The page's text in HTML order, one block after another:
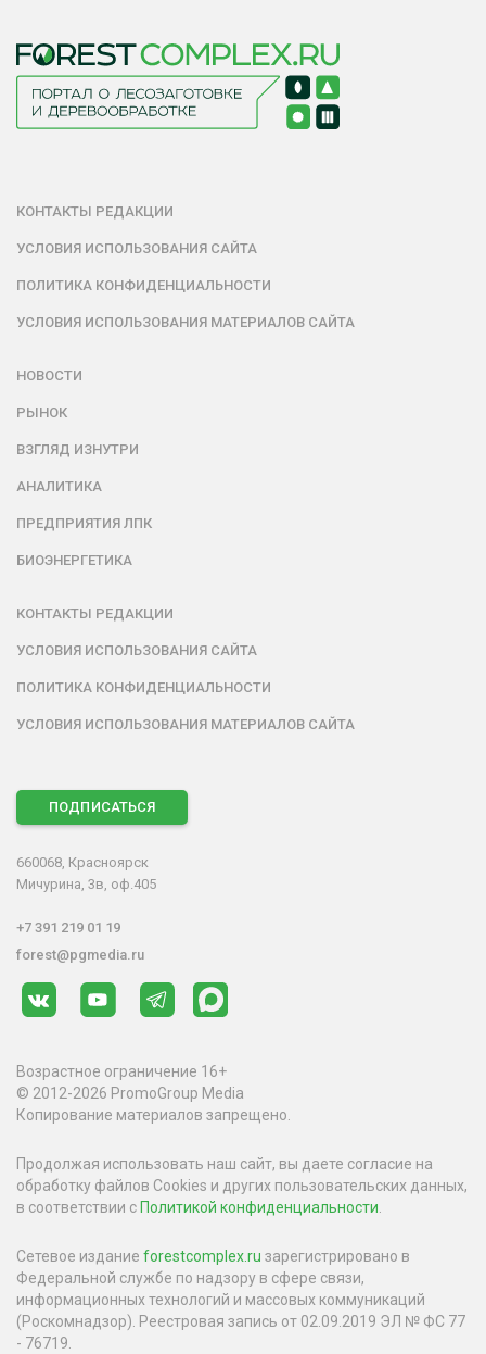
КОНТАКТЫ РЕДАКЦИИ
УСЛОВИЯ ИСПОЛЬЗОВАНИЯ САЙТА
ПОЛИТИКА КОНФИДЕНЦИАЛЬНОСТИ
УСЛОВИЯ ИСПОЛЬЗОВАНИЯ МАТЕРИАЛОВ САЙТА
НОВОСТИ
РЫНОК
ВЗГЛЯД ИЗНУТРИ
АНАЛИТИКА
ПРЕДПРИЯТИЯ ЛПК
БИОЭНЕРГЕТИКА
КОНТАКТЫ РЕДАКЦИИ
УСЛОВИЯ ИСПОЛЬЗОВАНИЯ САЙТА
ПОЛИТИКА КОНФИДЕНЦИАЛЬНОСТИ
УСЛОВИЯ ИСПОЛЬЗОВАНИЯ МАТЕРИАЛОВ САЙТА
ПОДПИСАТЬСЯ
660068, Красноярск
Мичурина, 3в, оф.405
+7 391 219 01 19
forest@pgmedia.ru
Возрастное ограничение 16+
© 2012-2026 PromoGroup Media
Копирование материалов запрещено.
Продолжая использовать наш сайт, вы даете согласие на
обработку файлов Cookies и других пользовательских данных,
в соответствии с Политикой конфиденциальности
Сетевое издание forestcomplex.ru зарегистрировано в
Федеральной службе по надзору в сфере связи,
информационных технологий и массовых коммуникаций
(Роскомнадзор). Реестровая запись от 02.09.2019 ЭЛ № ФС 77
- 76719.